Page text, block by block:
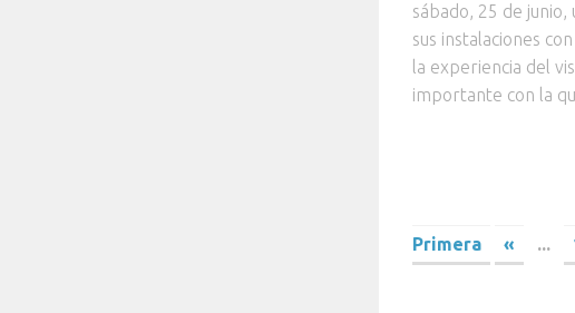
sábado, 25 de
sus instalaciones
la experiencia del
importante con la
Primera
« ...